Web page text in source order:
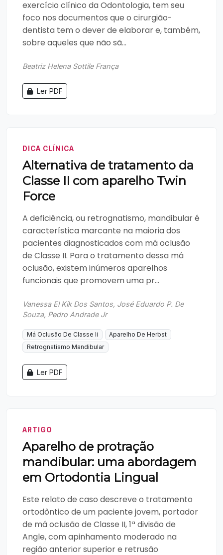
exercício clínico da Odontologia, tem seu
foco nos documentos que o cirurgião-
dentista tem o dever de elaborar e, também,
sobre aqueles que não sã...
Beatriz Helena Sottile França
Ler PDF
DICA CLÍNICA
Alternativa de tratamento da
Classe II com aparelho Twin
Force
A deficiência, ou retrognatismo, mandibular é
característica marcante na maioria dos
pacientes diagnosticados com má oclusão
de Classe II. Para o tratamento dessa má
oclusão, existem inúmeros aparelhos
funcionais que promovem uma pr...
Vanessa El Kik Dos Santos, José Eduardo P. De
Souza, Pedro Andrade Jr
Má Oclusão De Classe Ii
Aparelho De Herbst
Retrognatismo Mandibular
Ler PDF
ARTIGO
Aparelho de protração
mandibular: uma abordagem
em Ortodontia Lingual
Este relato de caso descreve o tratamento
ortodôntico de um paciente jovem, portador
de má oclusão de Classe II, 1ª divisão de
Angle, com apinhamento moderado na
região anterior superior e retrusão